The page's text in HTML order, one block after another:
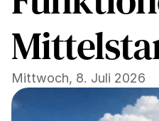
Mittwoch, 8. Juli 2026